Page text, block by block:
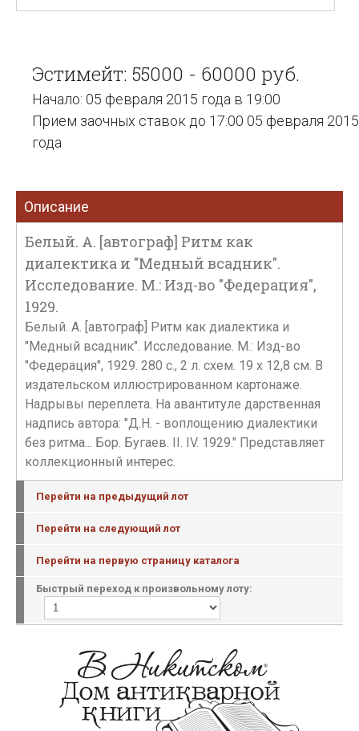
Эстимейт: 55000 - 60000 руб.
Начало: 05 февраля 2015 года в 19:00
Прием заочных ставок до 17:00 05 февраля 2015
года
Описание
Белый. А. [автограф] Ритм как
диалектика и "Медный всадник".
Исследование. М.: Изд-во "Федерация",
1929.
Белый. А. [автограф] Ритм как диалектика и
"Медный всадник". Исследование. М.: Изд-во
"Федерация", 1929. 280 с., 2 л. схем. 19 х 12,8 см. В
издательском иллюстрированном картонаже.
Надрывы переплета. На авантитуле дарственная
надпись автора: "Д.Н. - воплощению диалектики
без ритма... Бор. Бугаев. II. IV. 1929." Представляет
коллекционный интерес.
Перейти на предыдущий лот
Перейти на следующий лот
Перейти на первую страницу каталога
Быстрый переход к произвольному лоту: